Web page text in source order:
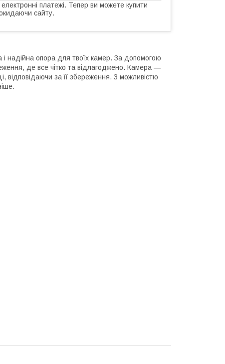
електронні платежі. Тепер ви можете купити
сайту.
надійна опора для твоїх камер. За допомогою
де все чітко та відлагоджено. Камера —
відповідаючи за її збереження. З можливістю